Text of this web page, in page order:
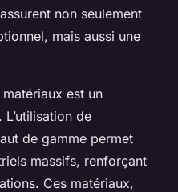
non seulement
mais aussi une
est un
de
de gamme permet
massifs, renforçant
Ces matériaux,